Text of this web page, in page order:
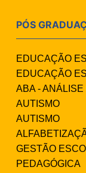
PÓS
EDUCAÇÃO
EDUCAÇÃO
ABA -
AUTISMO
AUTISMO
GESTÃO
PEDAGÓGICA